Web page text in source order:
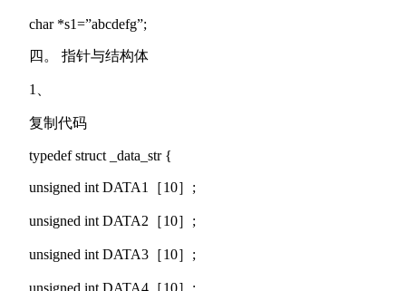
char *s1=”abcdefg”;
四。 指针与结构体
1、
复制代码
typedef struct _data_str {
unsigned int DATA1［10］;
unsigned int DATA2［10］;
unsigned int DATA3［10］;
unsigned int DATA4［10］;